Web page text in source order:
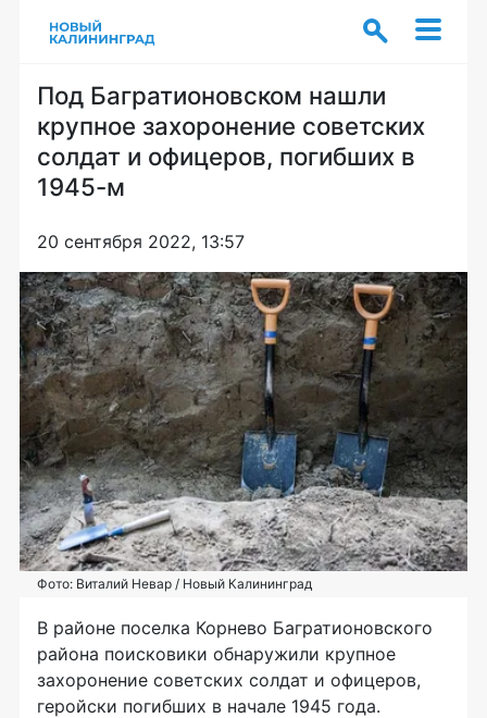
Под Багратионовском нашли
крупное захоронение советских
солдат и офицеров, погибших в
1945-м
20 сентября 2022, 13:57
Фото: Виталий Невар / Новый Калининград
В районе поселка Корнево Багратионовского
района поисковики обнаружили крупное
захоронение советских солдат и офицеров,
геройски погибших в начале 1945 года.